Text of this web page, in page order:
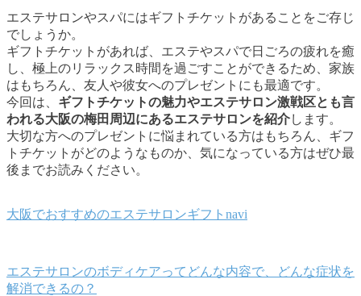
エステサロンやスパにはギフトチケットがあることをご存じ
でしょうか。
ギフトチケットがあれば、エステやスパで日ごろの疲れを癒
し、極上のリラックス時間を過ごすことができるため、家族
はもちろん、友人や彼女へのプレゼントにも最適です。
今回は、 ギフトチケットの魅力やエステサロン激戦区とも言
われる大阪の梅田周辺にあるエステサロンを紹介します。
大切な方へのプレゼントに悩まれている方はもちろん、ギフ
トチケットがどのようなものか、気になっている方はぜひ最
後までお読みください。
大阪でおすすめのエステサロンギフトnavi
エステサロンのボディケアってどんな内容で、どんな症状を
解消できるの？